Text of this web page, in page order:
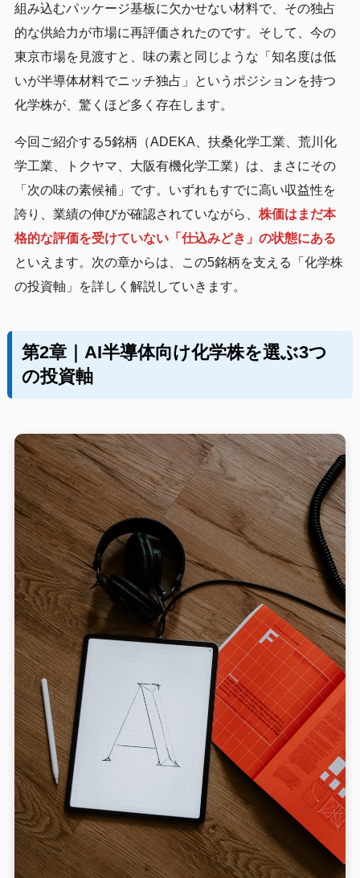
組み込むパッケージ基板に欠かせない材料で、その独占
的な供給力が市場に再評価されたのです。そして、今の
東京市場を見渡すと、味の素と同じような「知名度は低
いが半導体材料でニッチ独占」というポジションを持つ
化学株が、驚くほど多く存在します。
今回ご紹介する5銘柄（ADEKA、扶桑化学工業、荒川化
学工業、トクヤマ、大阪有機化学工業）は、まさにその
「次の味の素候補」です。いずれもすでに高い収益性を
誇り、業績の伸びが確認されていながら、 株価はまだ本
格的な評価を受けていない「仕込みどき」の状態にある
といえます。次の章からは、この5銘柄を支える「化学株
の投資軸」を詳しく解説していきます。
第2章｜AI半導体向け化学株を選ぶ3つ
の投資軸